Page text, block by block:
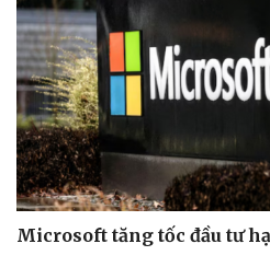
Microsoft tăng tốc đầu tư